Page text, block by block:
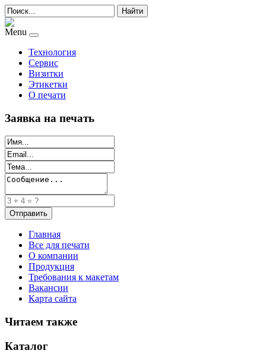
Найти
Menu
Технология
Сервис
Визитки
Этикетки
О печати
Заявка на печать
Главная
Все для печати
О компании
Продукция
Требования к макетам
Вакансии
Карта сайта
Читаем также
Каталог